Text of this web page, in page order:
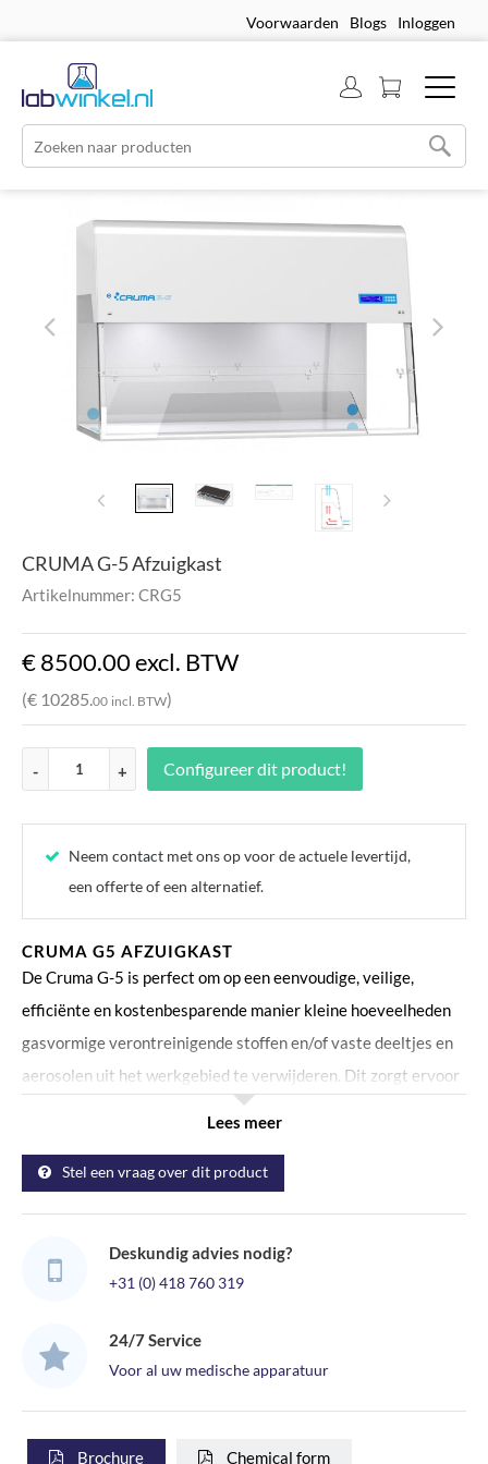
Voorwaarden Blogs Inloggen
CRUMA G-5 Afzuigkast
Artikelnummer: CRG5
€ 8500.00excl. BTW
(€ 10285.00 incl. BTW)
- + Configureer dit product!
Neem contact met ons op voor de actuele levertijd,
een offerte of een alternatief.
CRUMA G5 AFZUIGKAST
De Cruma G-5 is perfect om op een eenvoudige, veilige,
efficiënte en kostenbesparende manier kleine hoeveelheden
gasvormige verontreinigende stoffen en/of vaste deeltjes en
aerosolen uit het werkgebied te verwijderen. Dit zorgt ervoor
dat zowel de gebruiker als de omgeving beschermt wordt.
gepatenteerde Cruma Filtration System zonder enige externe
u vinden door hieronder op de grijze specificaties button te
klikken.
Standaard worden de Cruma werkbanken geleverd als
Lees meer
Stel een vraag over dit product
Deskundig advies nodig?
+31 (0) 418 760 319
24/7 Service
Voor al uw medische apparatuur
Brochure Chemical form